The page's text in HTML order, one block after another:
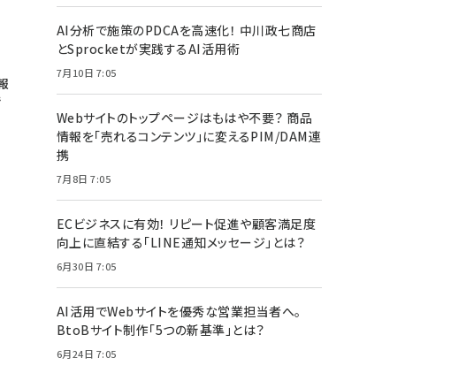
AI分析で施策のPDCAを高速化！ 中川政七商店
とSprocketが実践するAI活用術
7月10日 7:05
Webサイトのトップページはもはや不要？ 商品
情報を「売れるコンテンツ」に変えるPIM/DAM連
携
7月8日 7:05
ECビジネスに有効！ リピート促進や顧客満足度
向上に直結する「LINE通知メッセージ」とは？
6月30日 7:05
AI活用でWebサイトを優秀な営業担当者へ。
BtoBサイト制作「5つの新基準」とは？
6月24日 7:05